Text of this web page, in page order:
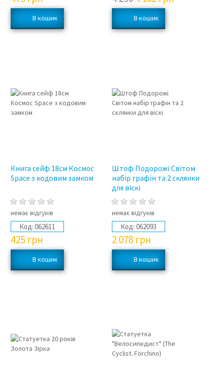
Книга сейф 18см Космос
Space з кодовим замком
немає відгуків
Код: 062611
425 грн
Штоф Подорожі Світом
набір графін та 2 склянки
для віскі
немає відгуків
Код: 062093
2 078 грн